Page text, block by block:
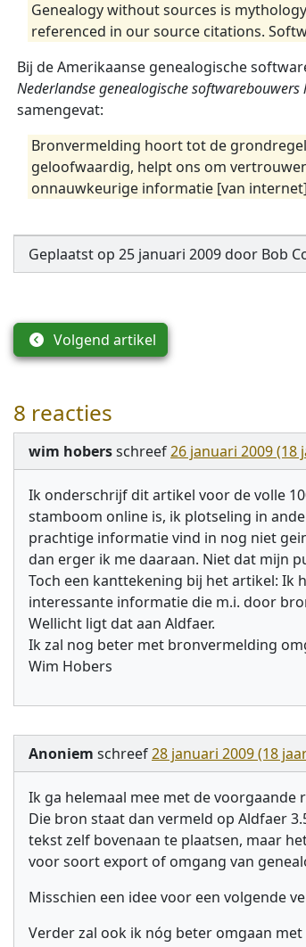
Genealogy without sources is
referenced in our source citations.
Bij de Amerikaanse genealogische
Nederlandse genealogische
samengevat:
Bronvermelding hoort tot de
geloofwaardig, helpt ons om
onnauwkeurige informatie [van
Geplaatst op 25 januari 2009door Bob
Volgend artikel
8 reacties
wim hobersschreef26 januari 2009 (18
Ik onderschrijf dit artikel voor de volle
stamboom online is, ik plotseling in
prachtige informatie vind in nog niet
dan erger ik me daaraan. Niet dat mijn
Toch een kanttekening bij het artikel: Ik
interessante informatie die m.i. door
Wellicht ligt dat aan Aldfaer.
Ik zal nog beter met bronvermelding
Wim Hobers
Anoniem schreef28 januari 2009 (18
Ik ga helemaal mee met de
Die bron staat dan vermeld op Aldfaer
tekst zelf bovenaan te plaatsen, maar
voor soort export of omgang van
Misschien een idee voor een volgende
Verder zal ook ik nóg beter omgaan